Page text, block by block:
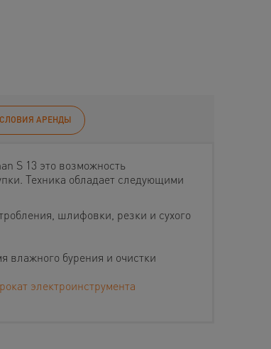
АРЕНДЫ
S 13 это возможность
Техника обладает следующими
шлифовки, резки и сухого
влажного бурения и очистки
электроинструмента